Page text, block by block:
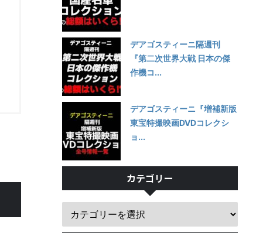
デアゴスティーニ隔週刊
『第二次世界大戦 日本の傑
作機コ...
デアゴスティーニ『増補新版
東宝特撮映画DVDコレクシ
ョ...
カテゴリー